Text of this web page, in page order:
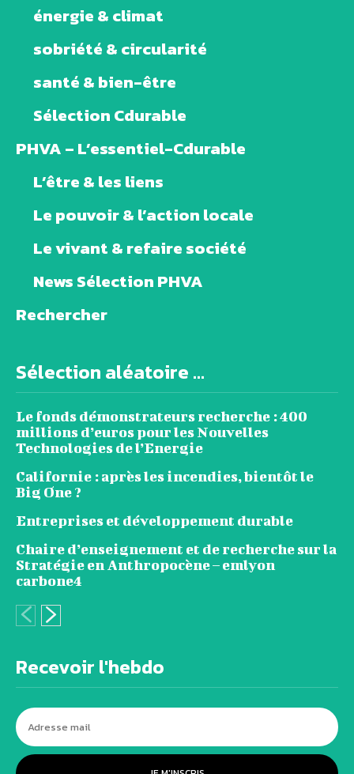
énergie & climat
sobriété & circularité
santé & bien-être
Sélection Cdurable
PHVA – L’essentiel-Cdurable
L’être & les liens
Le pouvoir & l’action locale
Le vivant & refaire société
News Sélection PHVA
Rechercher
Sélection aléatoire ...
Le fonds démonstrateurs recherche : 400
millions d’euros pour les Nouvelles
Technologies de l’Energie
Californie : après les incendies, bientôt le
Big One ?
Entreprises et développement durable
Chaire d’enseignement et de recherche sur la
Stratégie en Anthropocène – emlyon
carbone4
Recevoir l'hebdo